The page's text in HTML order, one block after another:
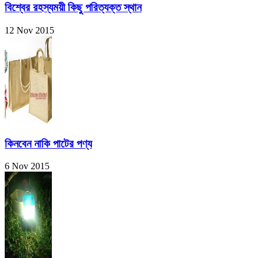
বিশ্বের রহস্যময়ী কিছু পরিত্যক্ত স্থান
12 Nov 2015
কিনবেন নাকি পাটের পণ্য
6 Nov 2015